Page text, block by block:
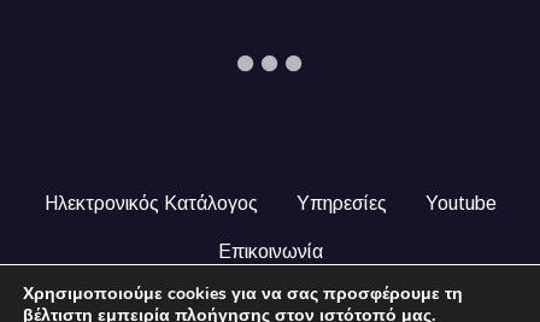
Ηλεκτρονικός Κατάλογος Υπηρεσίες Youtube
Επικοινωνία
© 2024 COPYRIGHT ILEKTRONIKOSKATALOGOS.GR. ALL
Χρησιμοποιούμε cookies για να σας προσφέρουμε τη
βέλτιστη εμπειρία πλοήγησης στον ιστότοπό μας.